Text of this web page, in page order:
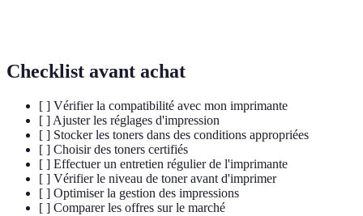
Checklist avant achat
[ ] Vérifier la compatibilité avec mon imprimante
[ ] Ajuster les réglages d'impression
[ ] Stocker les toners dans des conditions appropriées
[ ] Choisir des toners certifiés
[ ] Effectuer un entretien régulier de l'imprimante
[ ] Vérifier le niveau de toner avant d'imprimer
[ ] Optimiser la gestion des impressions
[ ] Comparer les offres sur le marché